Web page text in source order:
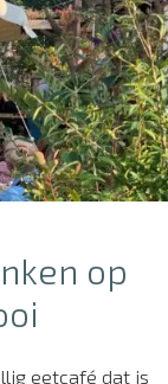
op
eetcafé dat is